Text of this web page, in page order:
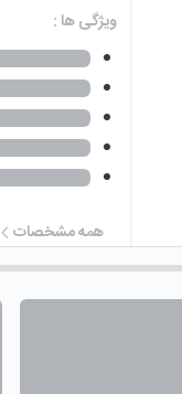
ویژگی ها :
همه مشخصات